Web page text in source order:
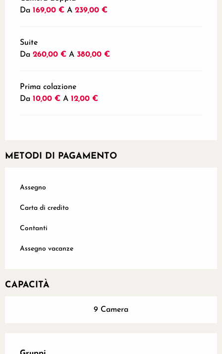
Da 169,00 € A 239,00 €
Suite
Da 260,00 € A 380,00 €
Prima colazione
Da 10,00 € A 12,00 €
METODI DI PAGAMENTO
Assegno
Carta di credito
Contanti
Assegno vacanze
CAPACITÀ
9 Camera